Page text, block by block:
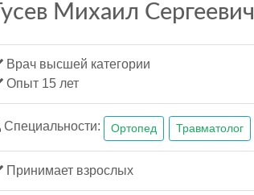
Гусев Михаил Сергеевич
Врач высшей категории
Опыт 15 лет
Специальности: Ортопед Травматолог
Принимает взрослых